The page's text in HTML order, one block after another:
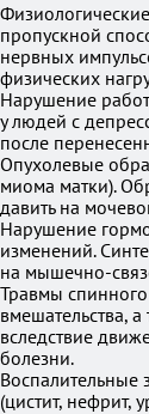
пропускной
нервных
физических
Нарушение
у людей с
после
Опухолевые
миома матки).
давить на
Нарушение
изменений.
на мышечно-
Травмы
вмешательства,
вследствие
болезни.
Воспалительные
(цистит, нефрит,